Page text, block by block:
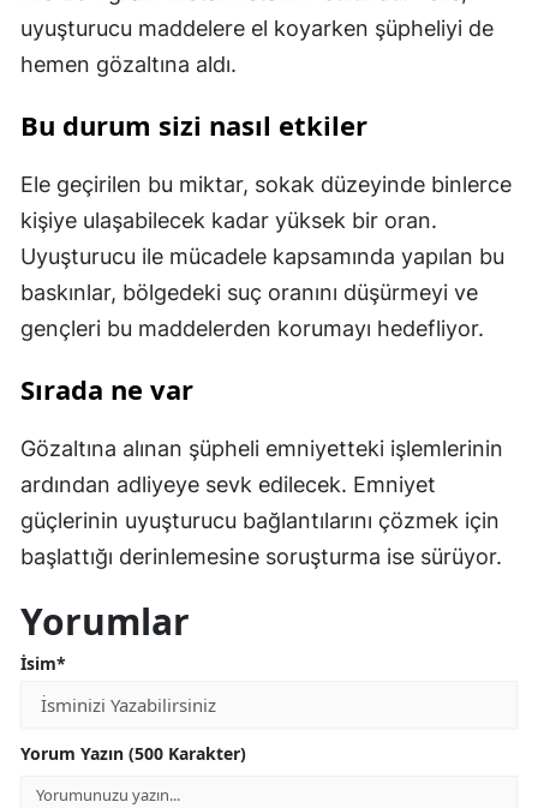
uyuşturucu maddelere el koyarken şüpheliyi de
hemen gözaltına aldı.
Bu durum sizi nasıl etkiler
Ele geçirilen bu miktar, sokak düzeyinde binlerce
kişiye ulaşabilecek kadar yüksek bir oran.
Uyuşturucu ile mücadele kapsamında yapılan bu
baskınlar, bölgedeki suç oranını düşürmeyi ve
gençleri bu maddelerden korumayı hedefliyor.
Sırada ne var
Gözaltına alınan şüpheli emniyetteki işlemlerinin
ardından adliyeye sevk edilecek. Emniyet
güçlerinin uyuşturucu bağlantılarını çözmek için
başlattığı derinlemesine soruşturma ise sürüyor.
Yorumlar
İsim*
Yorum Yazın (500 Karakter)